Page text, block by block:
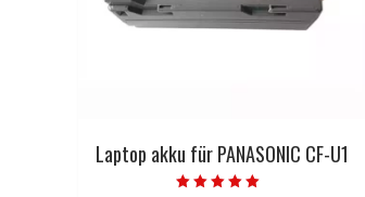
Laptop akku für PANASONIC CF-U1